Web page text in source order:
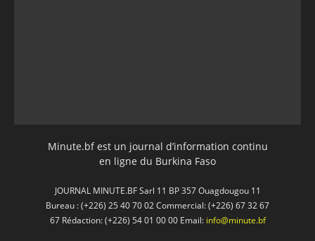
Minute.bf est un journal d’information continu
en ligne du Burkina Faso
JOURNAL MINUTE.BF Sarl 11 BP 357 Ouagdougou 11
Bureau : (+226) 25 40 70 02 Commercial: (+226) 67 32 67
67 Rédaction: (+226) 54 01 00 00 Email: info@minute.bf